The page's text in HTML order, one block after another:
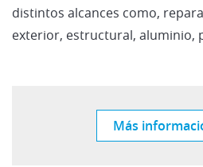
distintos alcances como,
exterior, estructural, aluminio,
Más